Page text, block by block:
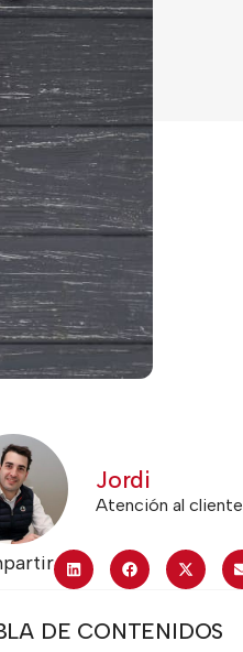
Jordi
Atención al cliente
DE CONTENIDOS